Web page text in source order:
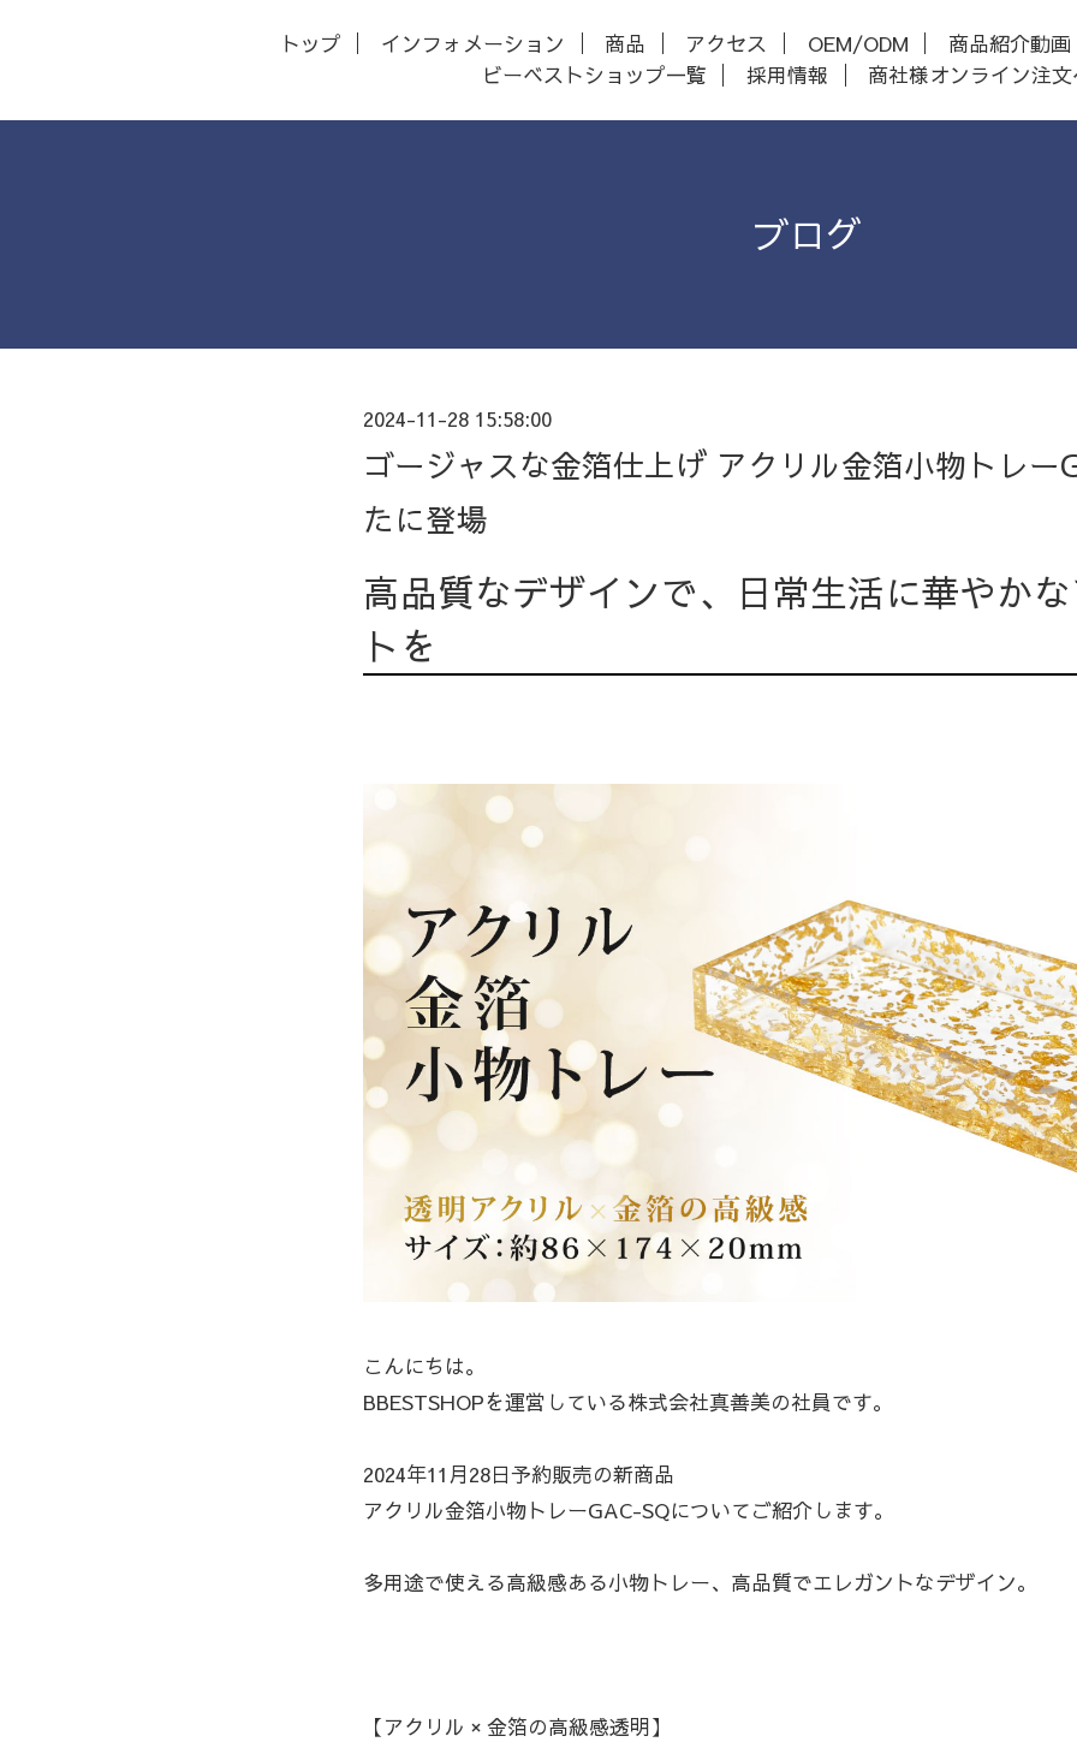
トップ インフォメーション 商品 アクセス OEM/ODM
商品紹介動画
ビーベストショップ一覧
採用情報 商社様オンライン注
ブログ
2024-11-28 15:58:00
ゴージャスな金箔仕上げ アクリル金箔小物トレー
たに登場
高品質なデザインで、日常生活に華やか
トを
こんにちは。
BBESTSHOPを運営している株式会社真善美の社員です。
2024年11月28日予約販売の新商品
アクリル金箔小物トレーGAC-SQについてご紹介します。
多用途で使える高級感ある小物トレー、高品質でエレガントなデザイン。
【アクリル × 金箔の高級感透明】